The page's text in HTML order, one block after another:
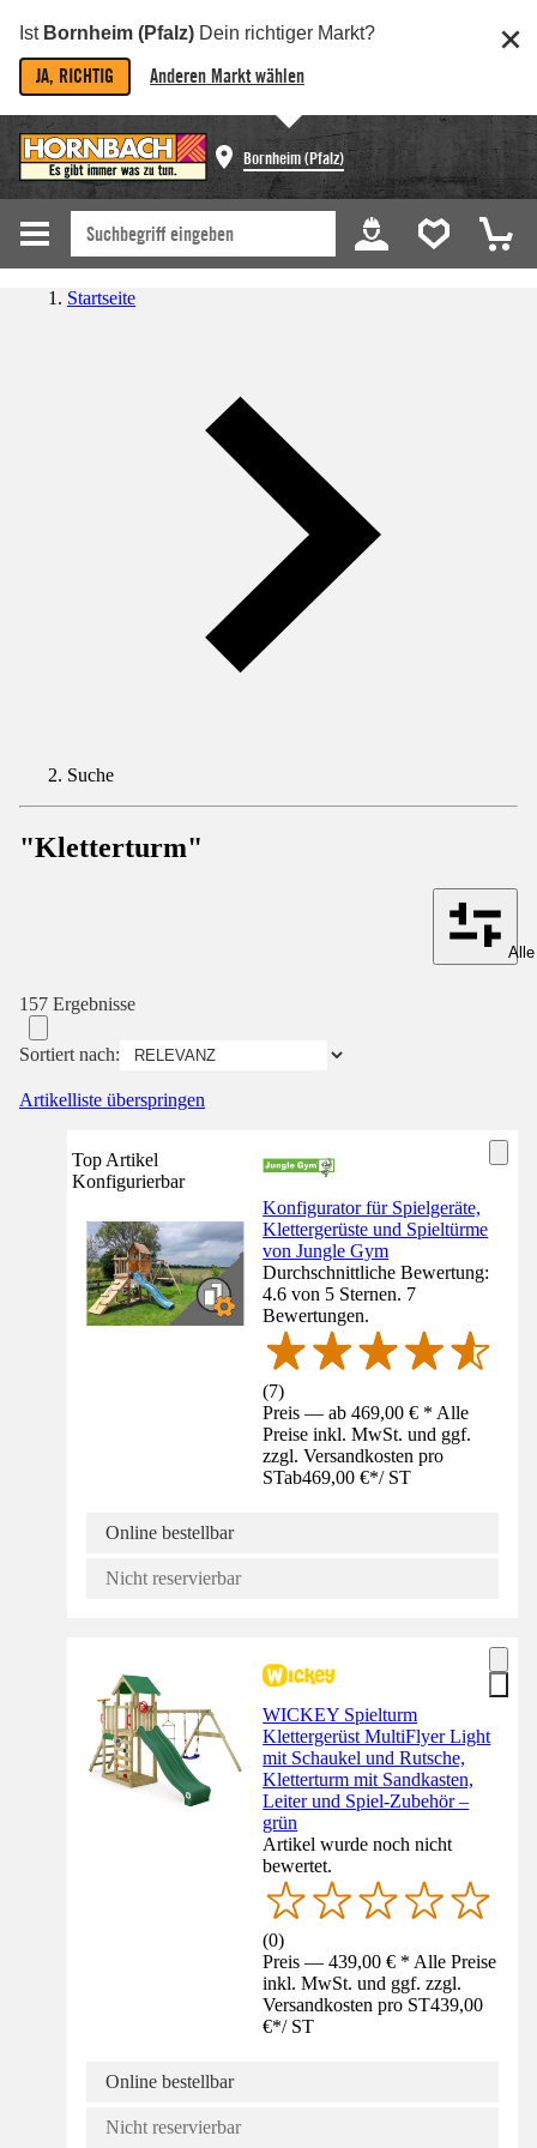
Ist Bornheim (Pfalz) Dein richtiger Markt?
JA, RICHTIG Anderen Markt wählen
Bornheim (Pfalz)
Startseite
Suche
"Kletterturm"
157 Ergebnisse
Sortiert nach:
Artikelliste überspringen
Top Artikel
Konfigurierbar
Konfigurator für Spielgeräte,
Klettergerüste und Spieltürme
von Jungle Gym
Durchschnittliche Bewertung:
4.6 von 5 Sternen. 7
Bewertungen.
(7)
Preis — ab 469,00 € * Alle
Preise inkl. MwSt. und ggf.
zzgl. Versandkosten pro
STab469,00 €*/ ST
Online bestellbar
Nicht reservierbar
WICKEY Spielturm
Klettergerüst MultiFlyer Light
mit Schaukel und Rutsche,
Kletterturm mit Sandkasten,
Leiter und Spiel-Zubehör –
grün
Artikel wurde noch nicht
bewertet.
(0)
Preis — 439,00 € * Alle Preise
inkl. MwSt. und ggf. zzgl.
Versandkosten pro ST439,00
€*/ ST
Online bestellbar
Nicht reservierbar